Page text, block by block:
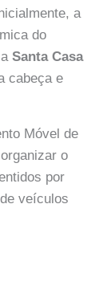
a
do
aSanta Casa
cabeça e
Móvel de
o
por
veículos